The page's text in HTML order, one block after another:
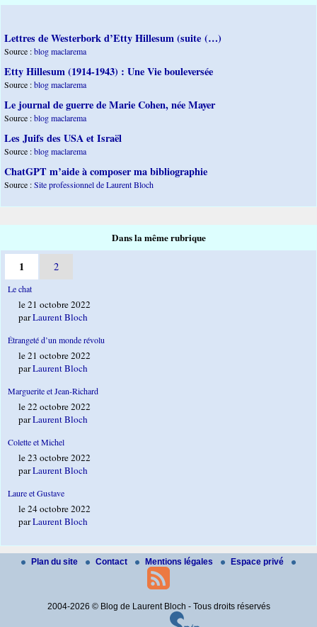
Lettres de Westerbork d’Etty Hillesum (suite (…)
Source :blog maclarema
Etty Hillesum (1914-1943) : Une Vie bouleversée
Source :blog maclarema
Le journal de guerre de Marie Cohen, née Mayer
Source :blog maclarema
Les Juifs des USA et Israël
Source :blog maclarema
ChatGPT m’aide à composer ma bibliographie
Source :Site professionnel de Laurent Bloch
Dans la même rubrique
1 2
Le chat
le 21 octobre 2022
parLaurent Bloch
Étrangeté d’un monde révolu
le 21 octobre 2022
parLaurent Bloch
Marguerite et Jean-Richard
le 22 octobre 2022
parLaurent Bloch
Colette et Michel
le 23 octobre 2022
parLaurent Bloch
Laure et Gustave
le 24 octobre 2022
parLaurent Bloch
Plan du site Contact Mentions légales Espace privé
2004-2026 © Blog de Laurent Bloch - Tous droits réservés